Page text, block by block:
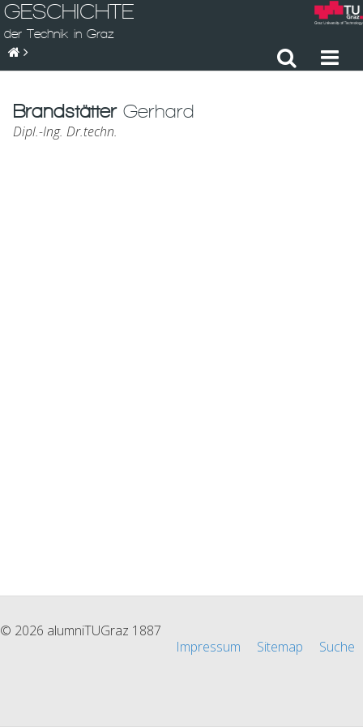
GESCHICHTE
der Technik in Graz
BrandstätterGerhard
Dipl.-Ing. Dr.techn.
© 2026 alumniTUGraz 1887
Impressum
Sitemap Suche